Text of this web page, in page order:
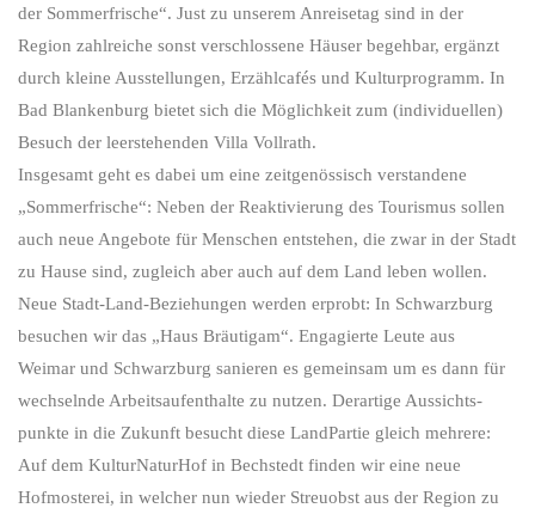
der Sommer­frische“. Just zu unserem Anreise­tag sind in der
Region zahl­reiche sonst ver­schlossene Häuser begeh­bar, ergänzt
durch kleine Aus­stellungen, Erzähl­cafés und Kultur­programm. In
Bad Blankenburg bietet sich die Möglichkeit zum (individuellen)
Besuch der leerstehenden Villa Vollrath.
Insge­samt geht es dabei um eine zeit­genössisch ver­standene
„Sommer­frische“: Neben der Reakti­vierung des Tourismus sollen
auch neue Angebote für Menschen entstehen, die zwar in der Stadt
zu Hause sind, zugleich aber auch auf dem Land leben wollen.
Neue Stadt-Land-Beziehungen werden erprobt: In Schwarzburg
besuchen wir das „Haus Bräutigam“. Engagierte Leute aus
Weimar und Schwarzburg sanieren es gemeinsam um es dann für
wechselnde Arbeitsaufenthalte zu nutzen. Der­artige Aus­sichts­
punkte in die Zukunft besucht diese LandPartie gleich mehrere:
Auf dem KulturNaturHof in Bechstedt finden wir eine neue
Hofmosterei, in welcher nun wieder Streuobst aus der Region zu